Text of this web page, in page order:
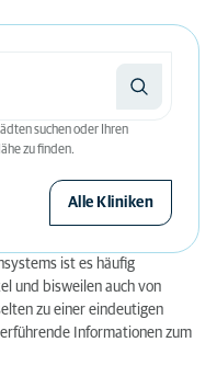
suchen oder Ihren
zu finden.
Alle Kliniken
ist es häufig
und bisweilen auch von
zu einer eindeutigen
Informationen zum